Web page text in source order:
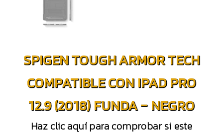
SPIGEN TOUGH ARMOR TECH
COMPATIBLE CON IPAD PRO
12.9 (2018) FUNDA – NEGRO
Haz clic aquí para comprobar si este